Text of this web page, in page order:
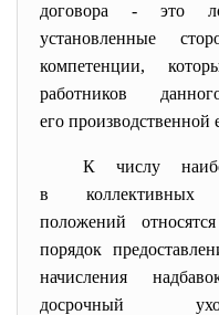
договора - это
установленные
компетенции,
работников
его
К числу
в коллективных
положений
порядок
начисления
досрочный